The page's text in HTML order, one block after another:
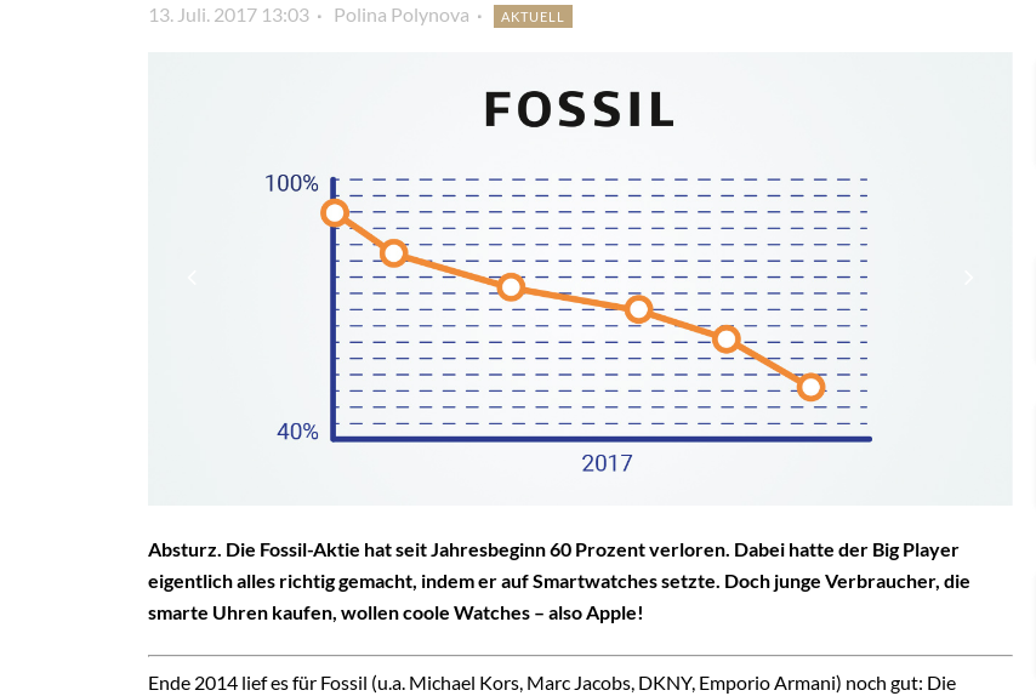
13. Juli. 2017 13:03 Polina Polynova AKTUELL
Absturz. Die Fossil-Aktie hat seit Jahresbeginn 60 Prozent verloren. Dabei hatte der Big Player
eigentlich alles richtig gemacht, indem er auf Smartwatches setzte. Doch junge Verbraucher, die
smarte Uhren kaufen, wollen coole Watches – also Apple!
Ende 2014 lief es für Fossil (u.a. Michael Kors, Marc Jacobs, DKNY, Emporio Armani) noch gut: Die